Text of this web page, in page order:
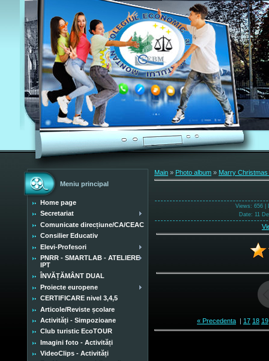
Meniu principal
Home page
Secretariat
Comunicate direcțiune/CA/CEAC
Consilier Educativ
Elevi-Profesori
PNRR - SMARTLAB - ATELIERE
IPT
ÎNVĂȚĂMÂNT DUAL
Proiecte europene
CERTIFICARE nivel 3,4,5
Articole/Reviste școlare
Activități - Simpozioane
Club turistic EcoTOUR
Imagini foto - Activități
VideoClips - Activități
Main » Photo album » Marry Christmas
Views: 656 |
Date: 11
« Precedenta | 17 18 19